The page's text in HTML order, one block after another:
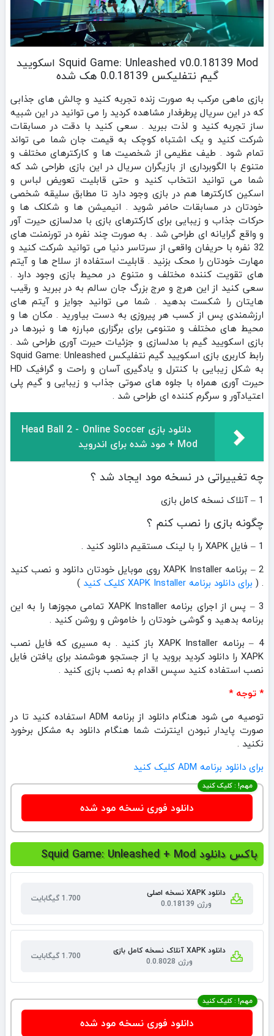
Squid Game: Unleashed v0.0.18139 Mod اسکویید
گیم نتفلیکس 0.0.18139 هک شده
بازی ماهی مرکب به صورت زنده تجربه کنید و چالش های جذابی
که در این سریال پرطرفدار مشاهده کردید را می توانید در این شبیه
ساز تجربه کنید و لذت ببرید . سعی کنید با دقت در مسابقات
شرکت کنید و یک اشتباه کوچک به قیمت جان شما می تواند
تمام شود . طیف عظیمی از شخصیت ها و کارکترهای مختلف و
متنوع با الگوبرداری از بازیگران سریال در این بازی طراحی شد که
شما می توانید انتخاب کنید و حتی قابلیت تعویض لباس و
اسکین کارکترها هم در بازی وجود دارد تا مطابق سلیقه شخصی
خودتان در مسابقات حاضر شوید . انیمیشن ها و شکلک ها و
حرکات جذاب و زیبایی برای کارکترهای بازی با مدلسازی حیرت آور
و واقع گرایانه ای طراحی شد . به صورت چند نفره در تورنمنت های
32 نفره با حریفان واقعی از سرتاسر دنیا می توانید شرکت کنید و
مهارت خودتان را محک بزنید . قابلیت استفاده از سلاح ها و آیتم
های تقویت کننده مختلف و متنوع در محیط بازی وجود دارد .
سعی کنید از این هرج و مرج بزرگ جان سالم به در ببرید و رقیب
هایتان را شکست بدهید . شما می توانید جوایز و آیتم های
ارزشمندی پس از کسب هر پیروزی به دست بیاورید . مکان ها و
محیط های مختلف و متنوعی برای برگزاری مبارزه ها و نبردها در
بازی اسکویید گیم با مدلسازی و جزئیات حیرت آوری طراحی شد .
رابط کاربری بازی اسکویید گیم نتفلیکس Squid Game: Unleashed
به شکل زیبایی با کنترل و یادگیری آسان و راحت و گرافیک HD
حیرت آوری همراه با جلوه های صوتی جذاب و زیبایی و گیم پلی
اعتیادآور و سرگرم کننده ای طراحی شد .
دانلود بازی Head Ball 2 - Online Soccer
+ Mod مود شده برای اندروید
چه تغییراتی در نسخه مود ایجاد شد ؟
1 – آنلاک نسخه کامل بازی
چگونه بازی را نصب کنم ؟
1 – فایل XAPK را با لینک مستقیم دانلود کنید .
2 – برنامه XAPK Installer روی موبایل خودتان دانلود و نصب کنید
. ( برای دانلود برنامه XAPK Installer کلیک کنید
)
3 – پس از اجرای برنامه XAPK Installer تمامی مجوزها را به این
برنامه بدهید و گوشی خودتان را خاموش و روشن کنید .
4 – برنامه XAPK Installer باز کنید . به مسیری که فایل نصب
XAPK را دانلود کردید بروید یا از جستجو هوشمند برای یافتن فایل
نصب استفاده کنید سپس اقدام به نصب بازی کنید .
* توجه *
توصیه می شود هنگام دانلود از برنامه ADM استفاده کنید تا در
صورت پایدار نبودن اینترنت شما هنگام دانلود به مشکل برخورد
نکنید .
برای دانلود برنامه ADM کلیک کنید
مهم! : کلیک کنید
دانلود فوری نسخه مود شده
باکس دانلود Squid Game: Unleashed + Mod
دانلود XAPK نسخه اصلی
ورژن 0.0.18139
1.700 گیگابایت
دانلود XAPK آنلاک نسخه کامل بازی
ورژن 0.0.8028
1.700 گیگابایت
مهم! : کلیک کنید
دانلود فوری نسخه مود شده